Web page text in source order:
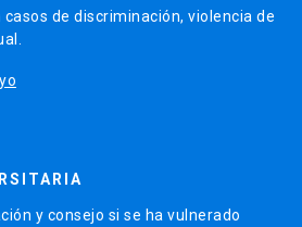
de discriminación, violencia de
y consejo si se ha vulnerado